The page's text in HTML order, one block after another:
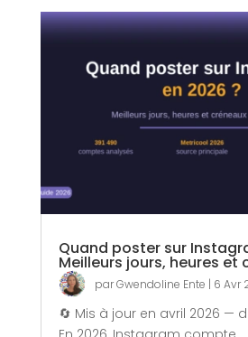
Quand poster sur
Meilleurs jours, heures et
parGwendoline Ente | 6 Avr
🔄 Mis à jour en avril 2026 —